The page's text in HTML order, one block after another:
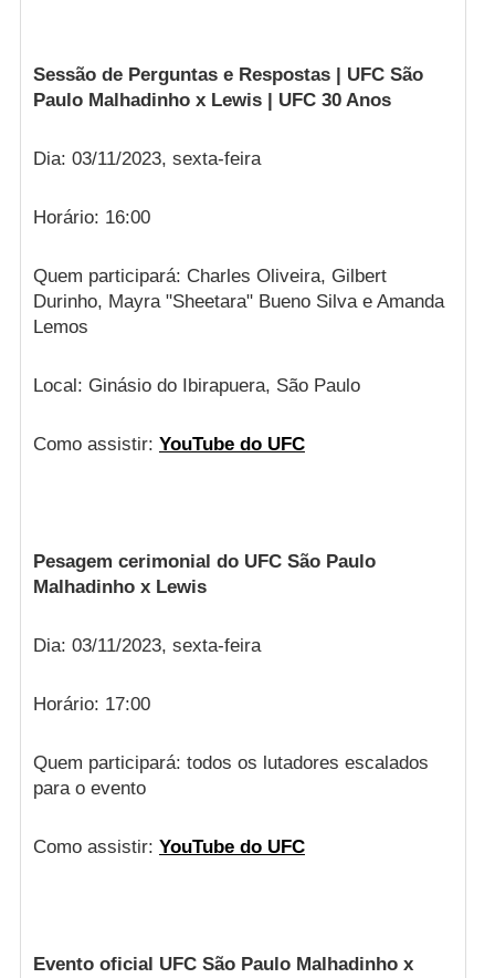
Sessão de Perguntas e Respostas | UFC São
Paulo Malhadinho x Lewis | UFC 30 Anos
Dia: 03/11/2023, sexta-feira
Horário: 16:00
Quem participará: Charles Oliveira, Gilbert
Durinho, Mayra "Sheetara" Bueno Silva e Amanda
Lemos
Local: Ginásio do Ibirapuera, São Paulo
Como assistir: YouTube do UFC
Pesagem cerimonial do UFC São Paulo
Malhadinho x Lewis
Dia: 03/11/2023, sexta-feira
Horário: 17:00
Quem participará: todos os lutadores escalados
para o evento
Como assistir: YouTube do UFC
Evento oficial UFC São Paulo Malhadinho x